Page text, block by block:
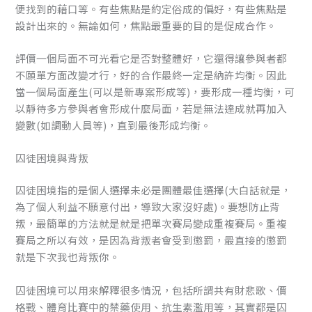
便找到的藉口等。有些焦點是約定俗成的偏好，有些焦點是
設計出來的。無論如何，焦點最重要的目的是促成合作。
評價一個局面不可光看它是否對整體好，它還得讓參與者都
不願單方面改變才行，好的合作最終一定是納許均衡。因此
當一個局面產生(可以是新專案形成等)，要形成一種均衡，可
以靜待多方參與者會形成什麼局面，若是無法達成就再加入
變數(如調動人員等)，直到最後形成均衡。
囚徒困境與背叛
囚徒困境指的是個人選擇未必是團體最佳選擇(大白話就是，
為了個人利益不願意付出，導致大家沒好處)。要想防止背
叛，最簡單的方法就是就是把單次賽局變成重複賽局。重複
賽局之所以有效，是因為背叛者會受到懲罰，最直接的懲罰
就是下次我也背叛你。
囚徒困境可以用來解釋很多情況，包括所謂共有財悲歌、價
格戰、體育比賽中的禁藥使用、抗生素濫用等，其實都是囚